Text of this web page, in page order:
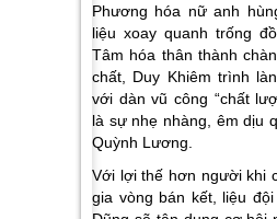
Phương hóa nữ anh
liệu xoay quanh trống
Tâm hóa thân thành
chất, Duy Khiêm trình
với dàn vũ công “chất
là sự nhẹ nhàng, êm dịu
Quỳnh Lương.
Với lợi thế hơn người khi
gia vòng bán kết, liệu